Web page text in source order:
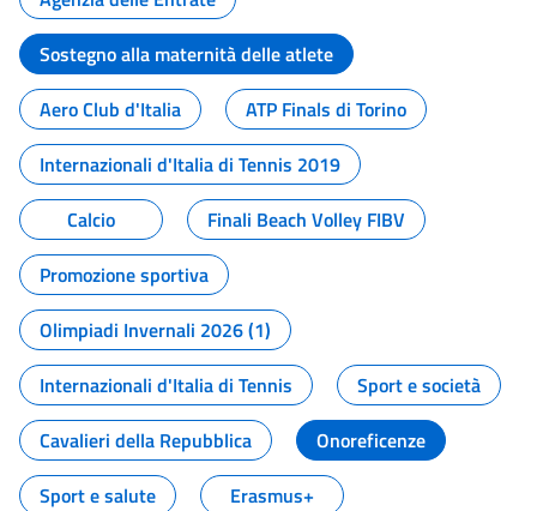
Sostegno alla maternità delle atlete
Aero Club d'Italia
ATP Finals di Torino
Internazionali d'Italia di Tennis 2019
Calcio
Finali Beach Volley FIBV
Promozione sportiva
Olimpiadi Invernali 2026 (1)
Internazionali d'Italia di Tennis
Sport e società
Cavalieri della Repubblica
Onoreficenze
Sport e salute
Erasmus+